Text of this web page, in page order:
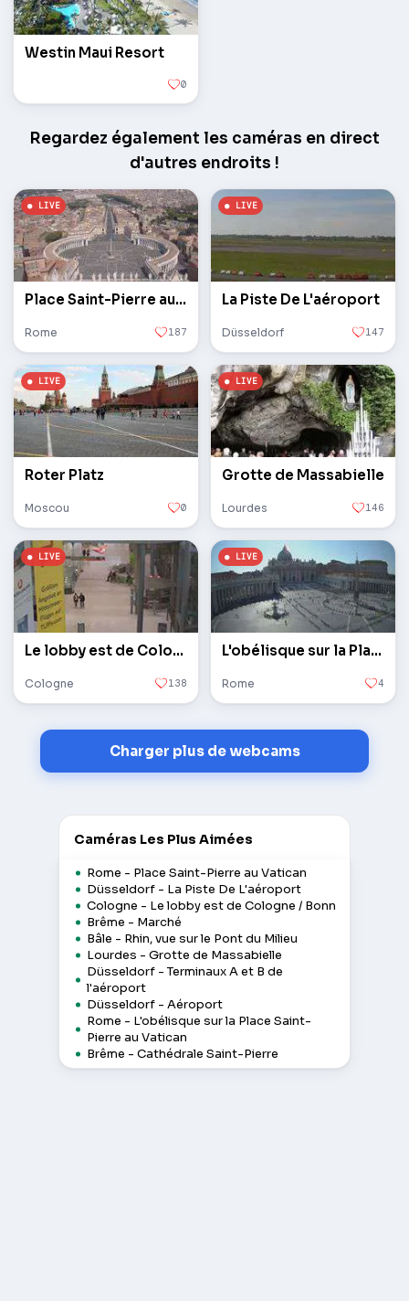
Westin Maui Resort
0
Regardez également les caméras en direct
d'autres endroits !
Place Saint-Pierre au Vatican
Rome 187
La Piste De L'aéroport
Düsseldorf 147
Roter Platz
Moscou 0
Grotte de Massabielle
Lourdes 146
Le lobby est de Cologne / Bonn
Cologne 138
L'obélisque sur la Place Saint-Pierre au Vatican
Rome 4
Charger plus de webcams
Caméras Les Plus Aimées
Rome - Place Saint-Pierre au Vatican
Düsseldorf - La Piste De L'aéroport
Cologne - Le lobby est de Cologne / Bonn
Brême - Marché
Bâle - Rhin, vue sur le Pont du Milieu
Lourdes - Grotte de Massabielle
Düsseldorf - Terminaux A et B de
l'aéroport
Düsseldorf - Aéroport
Rome - L'obélisque sur la Place Saint-
Pierre au Vatican
Brême - Cathédrale Saint-Pierre